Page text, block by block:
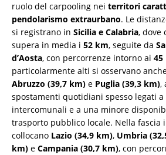
ruolo del carpooling nei territori
pendolarismo extraurbano. Le
si registrano in Sicilia e Calabria, dove
supera in media i 52 km, seguite da
d’Aosta, con percorrenze intorno ai 45
particolarmente alti si osservano
Abruzzo (39,7 km) e Puglia (39,3 km),
spostamenti quotidiani spesso legati
intercomunali e a una minore
trasporto pubblico locale. Nella fascia
collocano Lazio (34,9 km), Umbria
km) e Campania (30,7 km), con